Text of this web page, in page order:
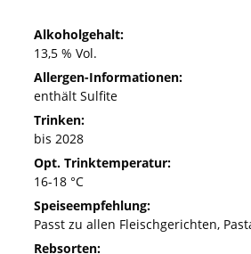
Alkoholgehalt:
13,5 % Vol.
Allergen-Informationen:
enthält Sulfite
Trinken:
bis 2028
Opt. Trinktemperatur:
16-18 °C
Speiseempfehlung:
Passt zu allen Fleischgerichten,
Rebsorten: